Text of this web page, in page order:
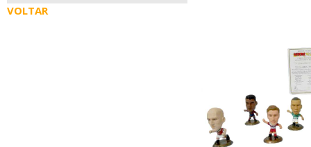
VOLTAR